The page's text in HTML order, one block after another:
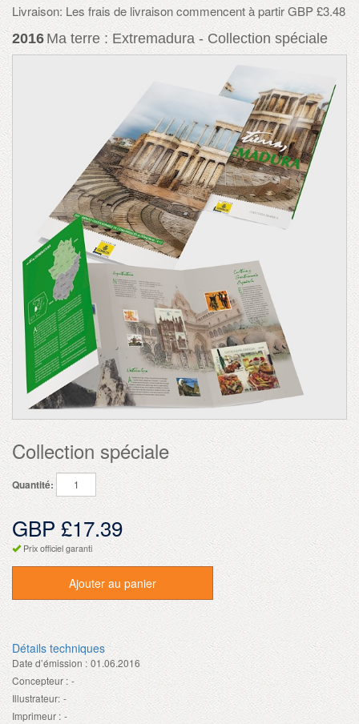
Livraison: Les frais de livraison commencent à partir GBP £3.48
2016 Ma terre : Extremadura - Collection spéciale
Collection spéciale
Quantité:
GBP £17.39
Prix officiel garanti
Ajouter au panier
Détails techniques
Date d’émission : 01.06.2016
Concepteur : -
Illustrateur: -
Imprimeur : -